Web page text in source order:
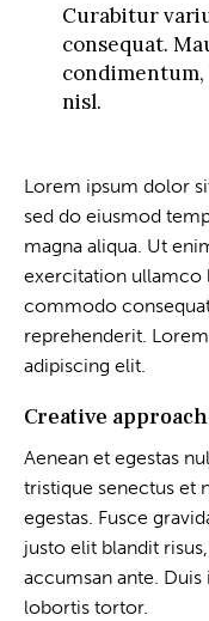
Curabitur
consequat.
nisl.
Lorem ipsum dolor
sed do eiusmod
magna aliqua. Ut
exercitation ullamco
commodo
reprehenderit.
adipiscing elit.
Creative
Aenean et egestas
tristique senectus et
egestas. Fusce
justo elit blandit
accumsan ante.
lobortis tortor.